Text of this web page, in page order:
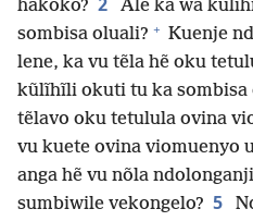
hakoko?
Ale ka wa
sombisa oluali? + Kuenje
lene, ka vu tẽla hẽ oku
kũlĩhĩli okuti tu ka sombisa
tẽlavo oku tetulula ovina
vu kuete ovina viomuenyo
anga hẽ vu nõla
sumbiwile vekongelo? 5